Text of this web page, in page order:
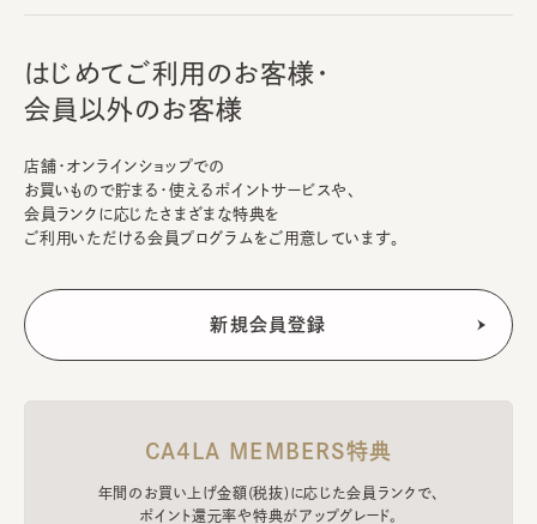
はじめてご利用のお客様・
会員以外のお客様
店舗・オンラインショップでの
お買いもので貯まる・使えるポイントサービスや、
会員ランクに応じたさまざまな特典を
ご利用いただける会員プログラムをご用意しています。
CA4LA MEMBERS特典
年間のお買い上げ金額(税抜)に応じた会員ランクで、
ポイント還元率や特典がアップグレード。